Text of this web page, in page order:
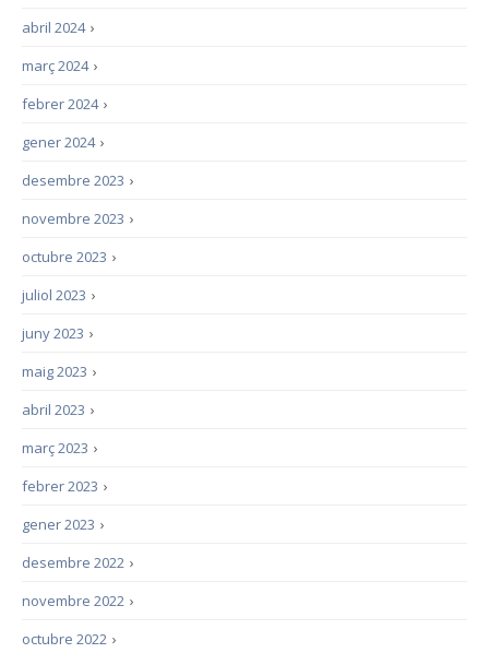
›
abril 2024
›
març 2024
›
febrer 2024
›
gener 2024
›
desembre 2023
›
novembre 2023
›
octubre 2023
›
juliol 2023
›
juny 2023
›
maig 2023
›
abril 2023
›
març 2023
›
febrer 2023
›
gener 2023
›
desembre 2022
›
novembre 2022
›
octubre 2022